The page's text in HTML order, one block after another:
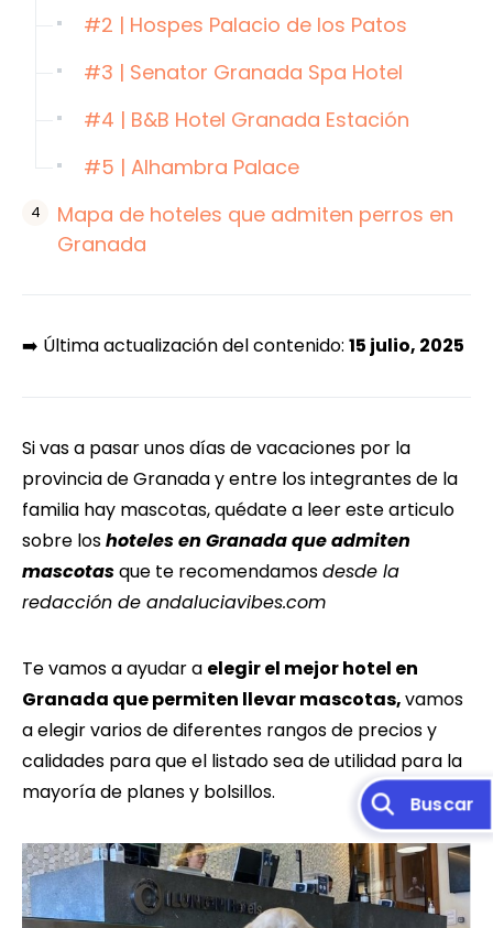
#2 | Hospes Palacio de los Patos
#3 | Senator Granada Spa Hotel
#4 | B&B Hotel Granada Estación
#5 | Alhambra Palace
Mapa de hoteles que admiten perros en
Granada
➡️ Última actualización del contenido: 15 julio, 2025
Si vas a pasar unos días de vacaciones por la
provincia de Granada y entre los integrantes de la
familia hay mascotas, quédate a leer este articulo
sobre loshoteles en Granada que admiten
mascotasque te recomendamosdesde la
redacción de andaluciavibes.com
Te vamos a ayudar a elegir el mejor hotel en
Granada que permiten llevar mascotas,vamos
a elegir varios de diferentes rangos de precios y
calidades para que el listado sea de utilidad para la
mayoría de planes y bolsillos.